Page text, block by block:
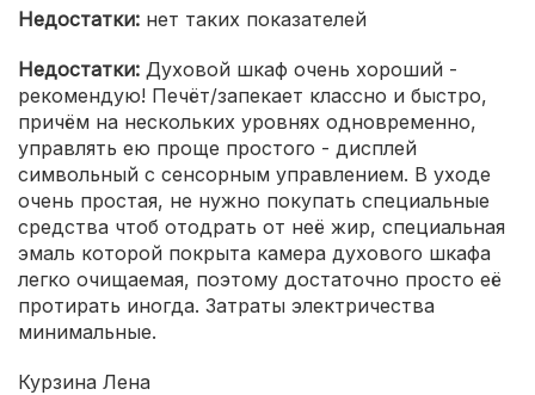
Недостатки: нет таких показателей
Недостатки: Духовой шкаф очень хороший -
рекомендую! Печёт/запекает классно и быстро,
причём на нескольких уровнях одновременно,
управлять ею проще простого - дисплей
символьный с сенсорным управлением. В уходе
очень простая, не нужно покупать специальные
средства чтоб отодрать от неё жир, специальная
эмаль которой покрыта камера духового шкафа
легко очищаемая, поэтому достаточно просто её
протирать иногда. Затраты электричества
минимальные.
Курзина Лена